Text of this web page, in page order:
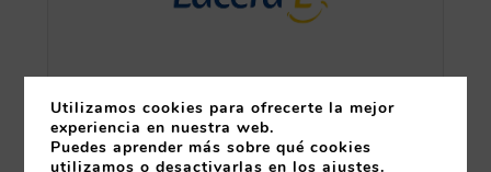
Utilizamos cookies para ofrecerte la mejor
experiencia en nuestra web.
Puedes aprender más sobre qué cookies
utilizamos o desactivarlas en losajustes.